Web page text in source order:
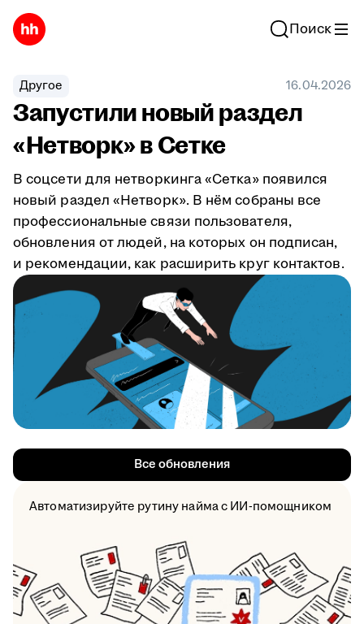
Поиск
Другое 16.04.2026
Запустили новый раздел
«Нетворк» в Сетке
В соцсети для нетворкинга «Сетка» появился
новый раздел «Нетворк». В нём собраны все
профессиональные связи пользователя,
обновления от людей, на которых он подписан,
и рекомендации, как расширить круг контактов.
Все обновления
Автоматизируйте рутину найма с ИИ-помощником